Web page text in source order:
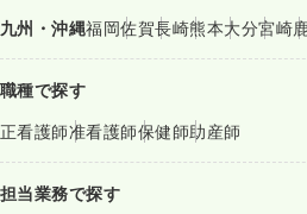
九州・沖縄福岡佐賀長崎熊本大分宮崎
職種で探す
正看護師准看護師保健師助産師
担当業務で探す